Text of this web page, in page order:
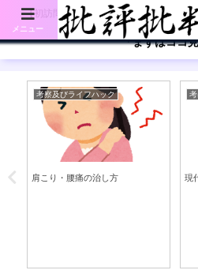
【初訪問の方は、下記の「まずはココ
「まずはココ
表
考察及びライフハック
肩こり・腰痛の治し方 現
メニュー